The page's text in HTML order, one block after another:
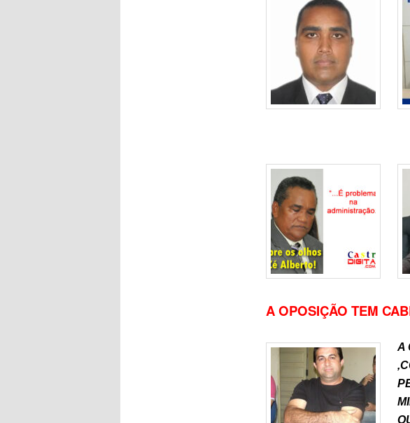
A OPOSIÇÃO TEM
A